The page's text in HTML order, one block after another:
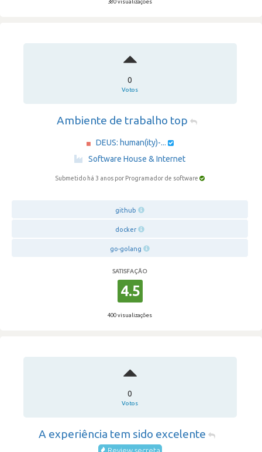
380 visualizações
0
Votos
Ambiente de trabalho top
DEUS: human(ity)-...
Software House & Internet
Submetido há 3 anos por Programador de software
github
docker
go-golang
SATISFAÇÃO
4.5
400 visualizações
0
Votos
A experiência tem sido excelente
Review secreta